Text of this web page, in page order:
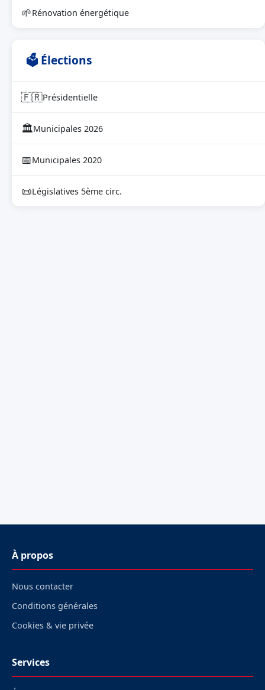
🌱Rénovation énergétique
🗳 Élections
🇫🇷Présidentielle
🏛Municipales 2026
📅Municipales 2020
📜Législatives 5ème circ.
À propos
Nous contacter
Conditions générales
Cookies & vie privée
Services